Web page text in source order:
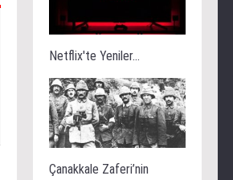
Netflix'te Yeniler...
Çanakkale Zaferi’nin